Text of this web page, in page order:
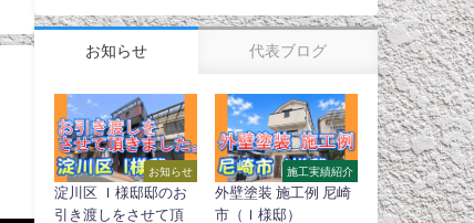
お知らせ 代表ブログ
お知らせ
淀川区 Ｉ様邸邸のお
引き渡しをさせて頂
施工実績紹介
外壁塗装 施工例 尼崎
市（Ｉ様邸）